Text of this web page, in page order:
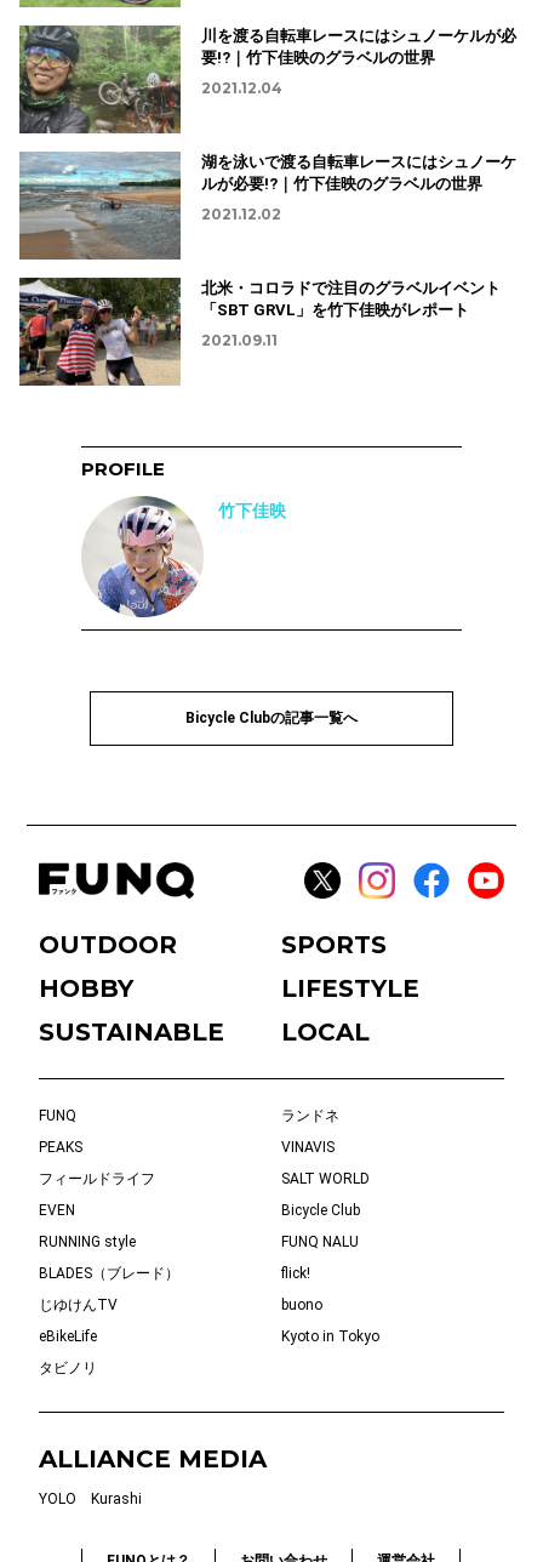
川を渡る自転車レースにはシュノーケルが必
要!?｜竹下佳映のグラベルの世界
2021.12.04
湖を泳いで渡る自転車レースにはシュノーケ
ルが必要!?｜竹下佳映のグラベルの世界
2021.12.02
北米・コロラドで注目のグラベルイベント
「SBT GRVL」を竹下佳映がレポート
2021.09.11
PROFILE
竹下佳映
Bicycle Clubの記事一覧へ
OUTDOOR
SPORTS
HOBBY
LIFESTYLE
SUSTAINABLE
LOCAL
FUNQ
ランドネ
PEAKS
VINAVIS
フィールドライフ
SALT WORLD
EVEN
Bicycle Club
RUNNING style
FUNQ NALU
BLADES（ブレード）
flick!
じゆけんTV
buono
eBikeLife
Kyoto in Tokyo
タビノリ
ALLIANCE MEDIA
YOLO Kurashi